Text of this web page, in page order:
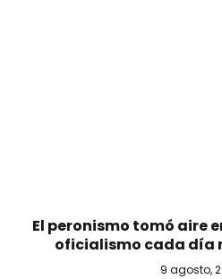
El peronismo tomó aire
oficialismo cada día
9 agosto,